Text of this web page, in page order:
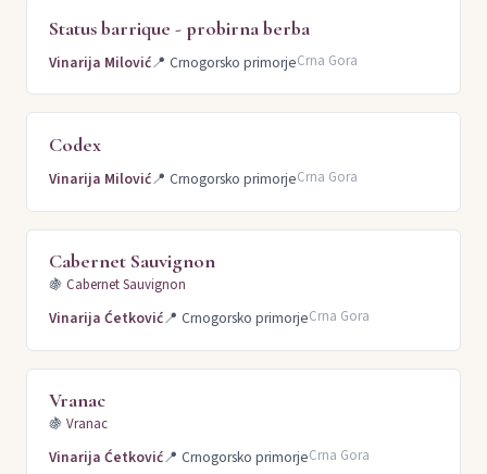
Status barrique - probirna berba
Vinarija Milović📍 Crnogorsko primorjeCrna Gora
Codex
Vinarija Milović📍 Crnogorsko primorjeCrna Gora
Cabernet Sauvignon
🍇 Cabernet Sauvignon
Vinarija Ćetković📍 Crnogorsko primorjeCrna Gora
Vranac
🍇 Vranac
Vinarija Ćetković📍 Crnogorsko primorjeCrna Gora